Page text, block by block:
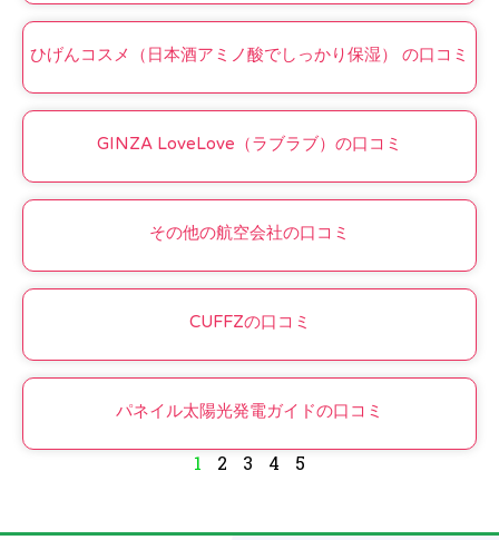
ひげんコスメ（日本酒アミノ酸でしっかり保湿） の口コミ
GINZA LoveLove（ラブラブ）の口コミ
その他の航空会社の口コミ
CUFFZの口コミ
パネイル太陽光発電ガイドの口コミ
1 2 3 4 5